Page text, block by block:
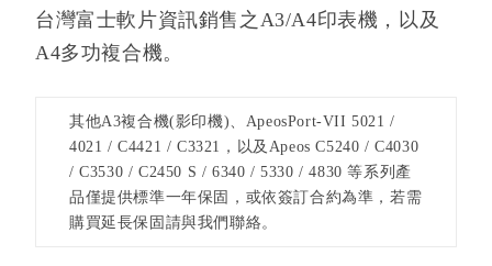
台灣富士軟片資訊銷售之A3/A4印表機，以及
A4多功複合機。
其他A3複合機(影印機)、ApeosPort-VII 5021 /
4021 / C4421 / C3321，以及Apeos C5240 / C4030
/ C3530 / C2450 S / 6340 / 5330 / 4830 等系列產
品僅提供標準一年保固，或依簽訂合約為準，若需
購買延長保固請與我們聯絡。